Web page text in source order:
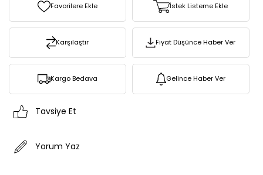
Favorilere Ekle İstek Listeme Ekle
Karşılaştır Fiyat Düşünce Haber Ver
Kargo Bedava Gelince Haber Ver
Tavsiye Et
Yorum Yaz